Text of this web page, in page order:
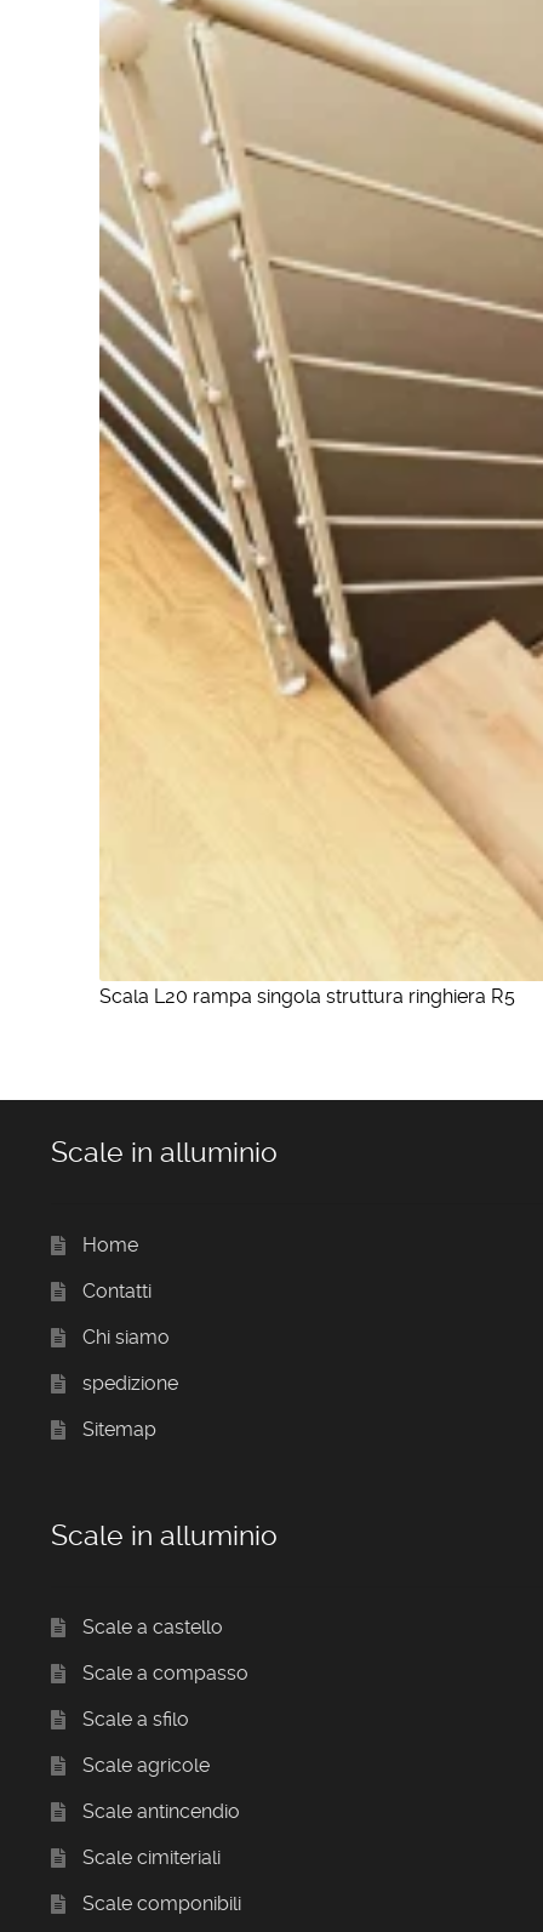
Scala L20 rampa singola struttura ringhiera R5
Scale in alluminio
Home
Contatti
Chi siamo
spedizione
Sitemap
Scale in alluminio
Scale a castello
Scale a compasso
Scale a sfilo
Scale agricole
Scale antincendio
Scale cimiteriali
Scale componibili